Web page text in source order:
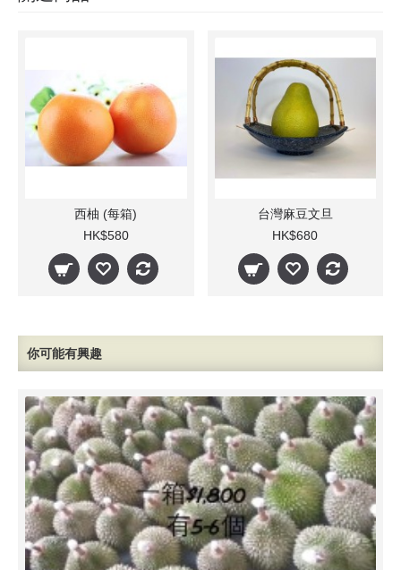
西柚 (每箱)
HK$580
台灣麻豆文旦
HK$680
你可能有興趣